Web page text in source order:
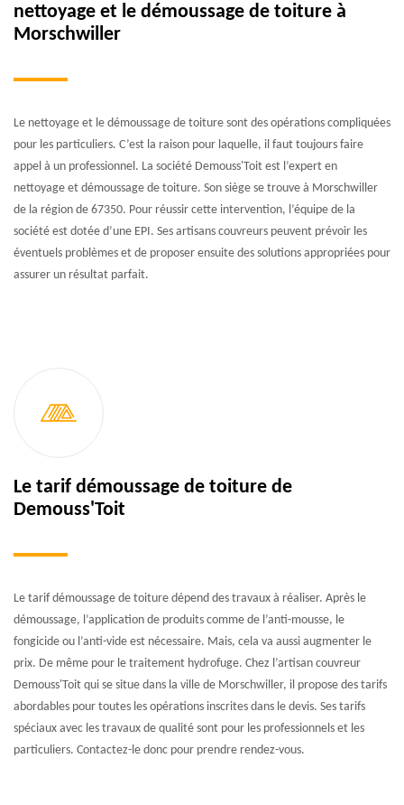
nettoyage et le démoussage de toiture à
Morschwiller
Le nettoyage et le démoussage de toiture sont des opérations compliquées
pour les particuliers. C’est la raison pour laquelle, il faut toujours faire
appel à un professionnel. La société Demouss'Toit est l’expert en
nettoyage et démoussage de toiture. Son siège se trouve à Morschwiller
de la région de 67350. Pour réussir cette intervention, l’équipe de la
société est dotée d’une EPI. Ses artisans couvreurs peuvent prévoir les
éventuels problèmes et de proposer ensuite des solutions appropriées pour
assurer un résultat parfait.
Le tarif démoussage de toiture de
Demouss'Toit
Le tarif démoussage de toiture dépend des travaux à réaliser. Après le
démoussage, l’application de produits comme de l’anti-mousse, le
fongicide ou l’anti-vide est nécessaire. Mais, cela va aussi augmenter le
prix. De même pour le traitement hydrofuge. Chez l’artisan couvreur
Demouss'Toit qui se situe dans la ville de Morschwiller, il propose des tarifs
abordables pour toutes les opérations inscrites dans le devis. Ses tarifs
spéciaux avec les travaux de qualité sont pour les professionnels et les
particuliers. Contactez-le donc pour prendre rendez-vous.